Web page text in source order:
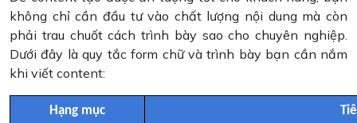
không chỉ cần đầu tư vào chất lượng nội dung mà còn
phải trau chuốt cách trình bày sao cho chuyên nghiệp.
Dưới đây là quy tắc form chữ và trình bày bạn cần nắm
khi viết content:
Hạng mục